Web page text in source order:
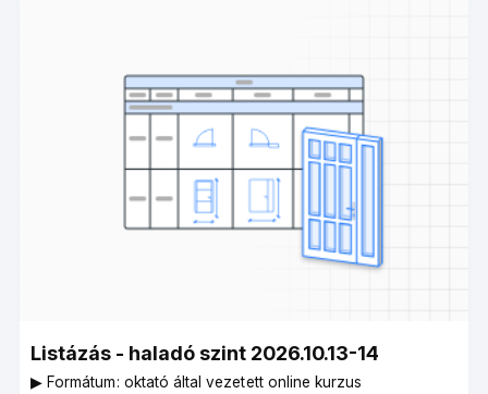
Listázás - haladó szint 2026.10.13-14
▶︎ Formátum: oktató által vezetett online kurzus